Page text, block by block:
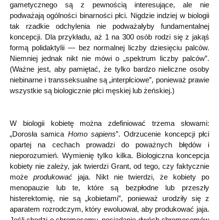
gametycznego są z pewnością interesujące, ale nie
podważają ogólności binarności płci. Nigdzie indziej w biologii
tak rzadkie odchylenia nie podważałyby fundamentalnej
koncepcji. Dla przykładu, aż 1 na 300 osób rodzi się z jakąś
formą polidaktylii — bez normalnej liczby dziesięciu palców.
Niemniej jednak nikt nie mówi o „spektrum liczby palców”.
(Ważne jest, aby pamiętać, że tylko bardzo nieliczne osoby
niebinarne i transseksualne są „interpłciowe”, ponieważ prawie
wszystkie są biologicznie płci męskiej lub żeńskiej.)
W biologii kobietę można zdefiniować trzema słowami:
„Dorosła samica Homo sapiens”. Odrzucenie koncepcji płci
opartej na cechach prowadzi do poważnych błędów i
nieporozumień. Wymienię tylko kilka. Biologiczna koncepcja
kobiety nie zależy, jak twierdzi Grant, od tego, czy faktycznie
może produkować jaja. Nikt nie twierdzi, że kobiety po
menopauzie lub te, które są bezpłodne lub przeszły
histerektomię, nie są „kobietami”, ponieważ urodziły się z
aparatem rozrodczym, który ewoluował, aby produkować jaja.